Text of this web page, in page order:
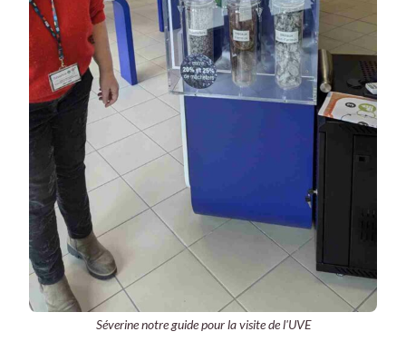
Séverine notre guide pour la visite de l'UVE